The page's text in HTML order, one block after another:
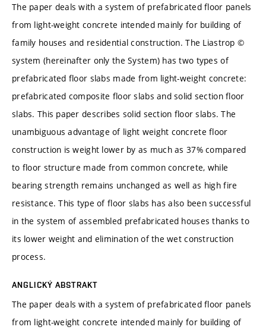
The paper deals with a system of prefabricated floor panels
from light-weight concrete intended mainly for building of
family houses and residential construction. The Liastrop ©
system (hereinafter only the System) has two types of
prefabricated floor slabs made from light-weight concrete:
prefabricated composite floor slabs and solid section floor
slabs. This paper describes solid section floor slabs. The
unambiguous advantage of light weight concrete floor
construction is weight lower by as much as 37% compared
to floor structure made from common concrete, while
bearing strength remains unchanged as well as high fire
resistance. This type of floor slabs has also been successful
in the system of assembled prefabricated houses thanks to
its lower weight and elimination of the wet construction
process.
ANGLICKÝ ABSTRAKT
The paper deals with a system of prefabricated floor panels
from light-weight concrete intended mainly for building of